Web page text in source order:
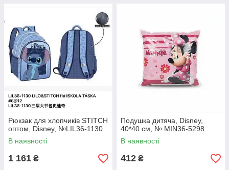
Рюкзак для хлопчиків STITCH
оптом, Disney, №LIL36-1130
В наявності
1 161 ₴
Подушка дитяча, Disney,
40*40 см, № MIN36-5298
В наявності
412 ₴